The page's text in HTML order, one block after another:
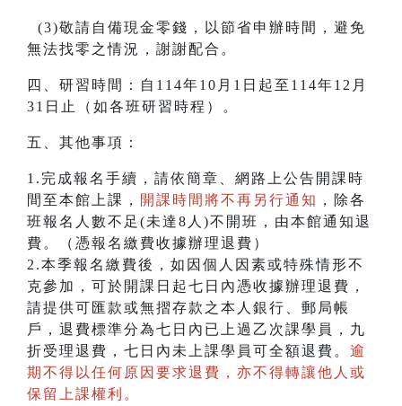
(3)敬請自備現金零錢，以節省申辦時間，避免
無法找零之情況，謝謝配合。
四、研習時間：自114年10月1日起至114年12月
31日止（如各班研習時程）。
五、其他事項：
1.完成報名手續，請依簡章、網路上公告開課時
間至本館上課，
開課時間將不再另行通知 ，除各
班報名人數不足(未達8人)不開班，由本館通知退
費。（憑報名繳費收據辦理退費）
2.本季報名繳費後，如因個人因素或特殊情形不
克參加，可於開課日起七日內憑收據辦理退費，
請提供可匯款或無摺存款之本人銀行、郵局帳
戶，退費標準分為七日內已上過乙次課學員，九
折受理退費，七日內未上課學員可全額退費。 逾
期不得以任何原因要求退費，亦不得轉讓他人或
保留上課權利。